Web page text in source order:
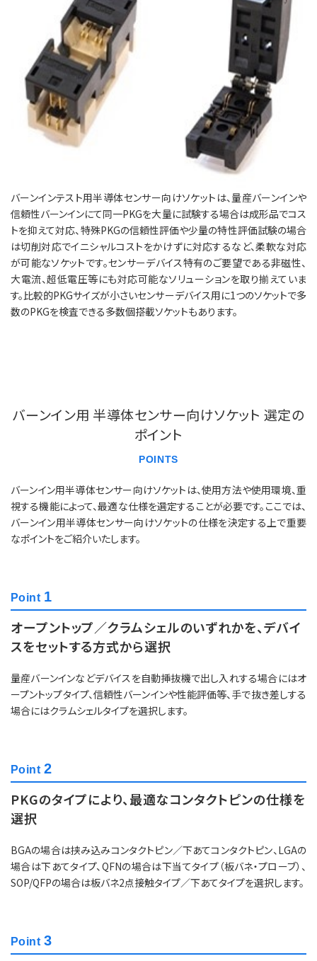
バーンインテスト用半導体センサー向けソケットは、量産バーンインや
信頼性バーンインにて同一PKGを大量に試験する場合は成形品でコス
トを抑えて対応、特殊PKGの信頼性評価や少量の特性評価試験の場合
は切削対応でイニシャルコストをかけずに対応するなど、柔軟な対応
が可能なソケットです。センサーデバイス特有のご要望である非磁性、
大電流、超低電圧等にも対応可能なソリューションを取り揃えていま
す。比較的PKGサイズが小さいセンサーデバイス用に1つのソケットで多
数のPKGを検査できる多数個搭載ソケットもあります。
バーンイン用 半導体センサー向けソケット 選定の
ポイント
POINTS
バーンイン用半導体センサー向けソケットは、使用方法や使用環境、重
視する機能によって、最適な仕様を選定することが必要です。ここでは、
バーンイン用半導体センサー向けソケットの仕様を決定する上で重要
なポイントをご紹介いたします。
Point 1
オープントップ／クラムシェルのいずれかを、デバイ
スをセットする方式から選択
量産バーンインなどデバイスを自動挿抜機で出し入れする場合にはオ
ープントップタイプ、信頼性バーンインや性能評価等、手で抜き差しする
場合にはクラムシェルタイプを選択します。
Point 2
PKGのタイプにより、最適なコンタクトピンの仕様を
選択
BGAの場合は挟み込みコンタクトピン／下あてコンタクトピン、LGAの
場合は下あてタイプ、QFNの場合は下当てタイプ（板バネ・プローブ）、
SOP/QFPの場合は板バネ2点接触タイプ／下あてタイプを選択します。
Point 3